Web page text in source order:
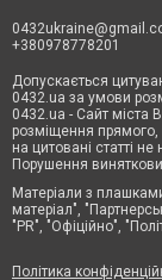
+380978778201
Допускається
0432.ua за умови
0432.ua - Сайт міста
розміщення прямого,
на цитовані статті
Порушення
Матеріали з
матеріал",
"PR", "Офіційно",
Політика